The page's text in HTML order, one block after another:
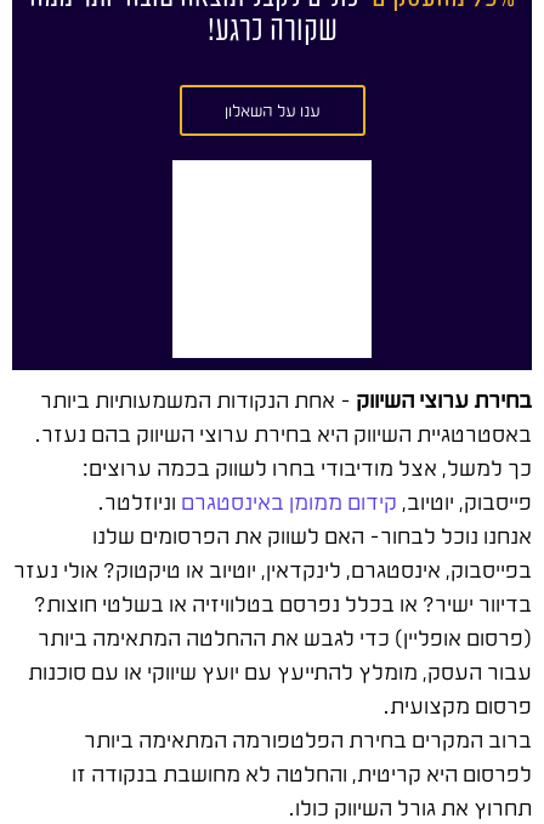
שקורה כרגע!
ענו על השאלון
בחירת ערוצי השיווק – אחת הנקודות המשמעותיות ביותר
באסטרטגיית השיווק היא בחירת ערוצי השיווק בהם נעזר.
כך למשל, אצל מודיבודי בחרו לשווק בכמה ערוצים:
פייסבוק, יוטיוב, קידום ממומן באינסטגרם וניוזלטר.
אנחנו נוכל לבחור- האם לשווק את הפרסומים שלנו
בפייסבוק, אינסטגרם, לינקדאין, יוטיוב או טיקטוק? אולי נעזר
בדיוור ישיר? או בכלל נפרסם בטלוויזיה או בשלטי חוצות?
(פרסום אופליין) כדי לגבש את ההחלטה המתאימה ביותר
עבור העסק, מומלץ להתייעץ עם יועץ שיווקי או עם סוכנות
פרסום מקצועית.
ברוב המקרים בחירת הפלטפורמה המתאימה ביותר
לפרסום היא קריטית, והחלטה לא מחושבת בנקודה זו
תחרוץ את גורל השיווק כולו.